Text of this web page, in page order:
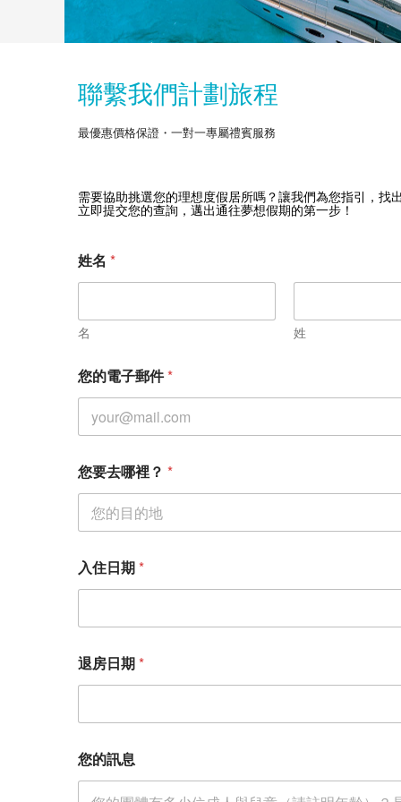
聯繫我們計劃旅程
最優惠價格保證・一對一專屬禮賓服務
需要協助挑選您的理想度假居所嗎？讓我們為您指引，找
立即提交您的查詢，邁出通往夢想假期的第一步！
姓名 *
名 姓
您的電子郵件*
您要去哪裡？ *
姓
名
入住日期*
退房日期*
您的訊息